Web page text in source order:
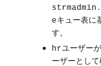
eキュー表に
す。
hrユーザー
ーザーとし